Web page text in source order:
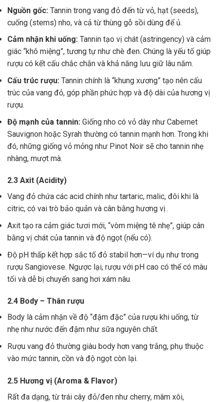
Nguồn gốc: Tannin trong vang đỏ đến từ vỏ, hạt (seeds),
cuống (stems) nho, và cả từ thùng gỗ sồi dùng để ủ.
Cảm nhận khi uống: Tannin tạo vị chát (astringency) và cảm
giác “khô miệng”, tương tự như chè đen. Chúng là yếu tố giúp
rượu có kết cấu chắc chắn và khả năng lưu giữ lâu năm.
Cấu trúc rượu: Tannin chính là “khung xương” tạo nên cấu
trúc của vang đỏ, góp phần phức hợp và độ dài của hương vị
rượu.
Độ mạnh của tannin: Giống nho có vỏ dày như Cabernet
Sauvignon hoặc Syrah thường có tannin mạnh hơn. Trong khi
đó, những giống vỏ mỏng như Pinot Noir sẽ cho tannin nhẹ
nhàng, mượt mà.
2.3 Axit (Acidity)
Vang đỏ chứa các acid chính như tartaric, malic, đôi khi là
citric, có vai trò bảo quản và cân bằng hương vị .
Axit tạo ra cảm giác tươi mới, “vòm miệng tê nhẹ”, giúp cân
bằng vị chát của tannin và độ ngọt (nếu có).
Độ pH thấp kết hợp sắc tố đỏ stabil hơn—ví dụ như trong
rượu Sangiovese. Ngược lại, rượu với pH cao có thể có màu
tối và dễ bị chuyển sang hơi xám nâu.
2.4 Body – Thân rượu
Body là cảm nhận về độ “đậm đặc” của rượu khi uống, từ
nhẹ như nước đến đậm như sữa nguyên chất.
Rượu vang đỏ thường giàu body hơn vang trắng, phụ thuộc
vào mức tannin, cồn và độ ngọt còn lại.
2.5 Hương vị (Aroma & Flavor)
Rất đa dạng, từ trái cây đỏ/đen như cherry, mâm xôi,